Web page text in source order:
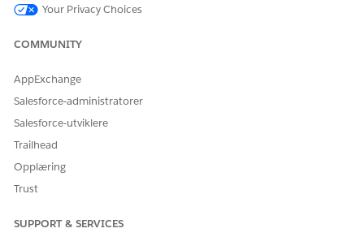
Legge til relaterte lister i sideoppsettet for behandling av
Når en tvistforespørsel sendes, opprettes sak, tvist,
vurderingsposter. For å spore og overvåke tvister legger du
til disse postene som relaterte lister i sideoppsettene.
Legge til Lightning Saksdetaljer for å vise
transaksjonsdiskusjonsdata
Hvis du vil vise agentene alle dataattributtene som er
knyttet til en tjenesteprosessforespørsel for en sak, legger
Your Privacy Choices
COMMUNITY
AppExchange
Salesforce-administratorer
Salesforce-utviklere
Trailhead
Opplæring
Trust
SUPPORT & SERVICES